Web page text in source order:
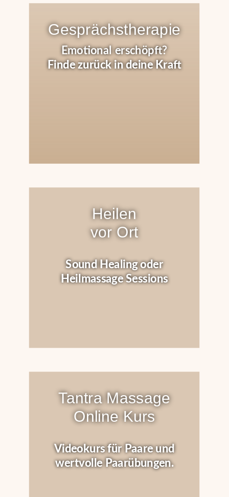
Gesprächstherapie
Emotional erschöpft?
Finde zurück in deine Kraft
Heilen
vor Ort
Sound Healing oder
Heilmassage Sessions
Tantra Massage
Online Kurs
Videokurs für Paare und
wertvolle Paarübungen.